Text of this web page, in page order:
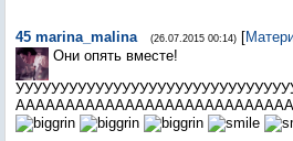
45 marina_malina (26.07.2015 00:14) [
Они опять вместе!